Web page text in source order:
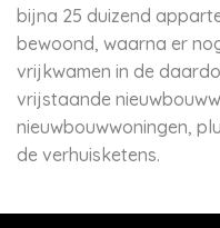
bijna 25 duizend
bewoond, waarna er
vrijkwamen in de
vrijstaande
nieuwbouwwoningen,
de verhuisketens.